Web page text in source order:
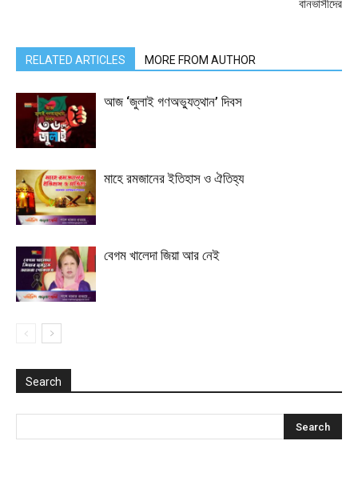
বানভাসীদের
RELATED ARTICLES MORE FROM AUTHOR
আজ ‘জুলাই গণঅভ্যুত্থান’ দিবস
মাহে রমজানের ইতিহাস ও ঐতিহ্য
বেগম খালেদা জিয়া আর নেই
Search